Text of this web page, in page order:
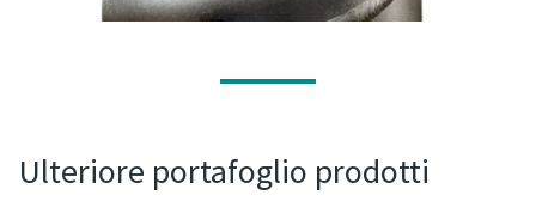
Ulteriore portafoglio prodotti